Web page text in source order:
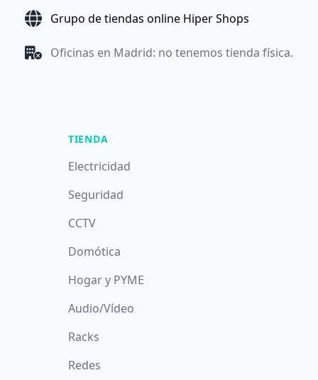
Grupo de tiendas online Hiper Shops
Oficinas en Madrid: no tenemos tienda física.
TIENDA
Electricidad
Seguridad
CCTV
Domótica
Hogar y PYME
Audio/Vídeo
Racks
Redes